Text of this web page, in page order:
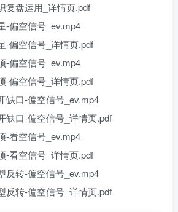
复盘运用_详情页.pdf
-偏空信号_ev.mp4
-偏空信号_详情页.pdf
-偏空信号_ev.mp4
-偏空信号_详情页.pdf
缺口-偏空信号_ev.mp4
缺口-偏空信号_详情页.pdf
-看空信号_ev.mp4
-看空信号_详情页.pdf
反转-偏空信号_ev.mp4
反转-偏空信号_详情页.pdf